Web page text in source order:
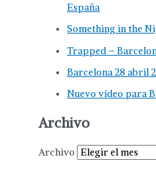
España
Something in the
Trapped –
Barcelona 28 abril
Nuevo vídeo para
Archivo
Archivo